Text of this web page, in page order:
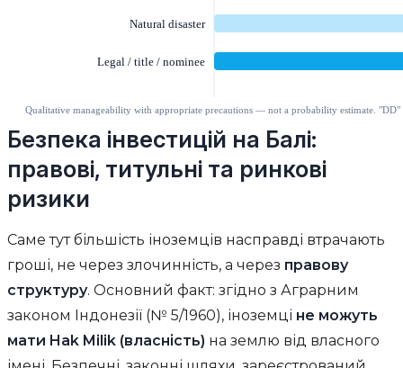
Безпека інвестицій на Балі:
правові, титульні та ринкові
ризики
Саме тут більшість іноземців насправді втрачають
гроші, не через злочинність, а через правову
структуру. Основний факт: згідно з Аграрним
законом Індонезії (№ 5/1960), іноземці не можуть
мати Hak Milik (власність) на землю від власного